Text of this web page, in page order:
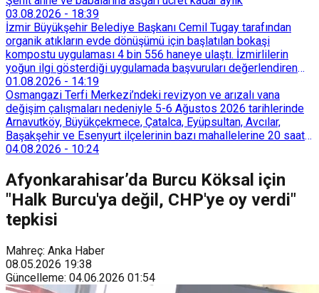
03.08.2026 - 18:39
İzmir Büyükşehir Belediye Başkanı Cemil Tugay tarafından
organik atıkların evde dönüşümü için başlatılan bokaşi
kompostu uygulaması 4 bin 556 haneye ulaştı. İzmirlilerin
yoğun ilgi gösterdiği uygulamada başvuruları değerlendiren
Tarımsal Hizmetler Dairesi Başkanlığı, farklı ilçelerde toplam
128 bokaşi kompost eğitimi düzenleyerek İzmirlileri
sürdürülebilir atık yönetimi sistemine dahil etti.
01.08.2026 - 14:19
Osmangazi Terfi Merkezi’ndeki revizyon ve arızalı vana
değişim çalışmaları nedeniyle 5-6 Ağustos 2026 tarihlerinde
Arnavutköy, Büyükçekmece, Çatalca, Eyüpsultan, Avcılar,
Başakşehir ve Esenyurt ilçelerinin bazı mahallelerine 20 saat
süreyle su verilemeyecek.
04.08.2026 - 10:24
Afyonkarahisar’da Burcu Köksal için
"Halk Burcu'ya değil, CHP'ye oy verdi"
tepkisi
Mahreç: Anka Haber
08.05.2026 19:38
Güncelleme: 04.06.2026 01:54